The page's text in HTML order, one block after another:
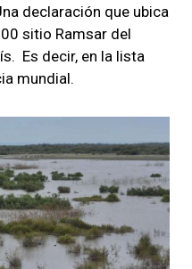
declaración que ubica
sitio Ramsar del
Es decir, en la lista
mundial.